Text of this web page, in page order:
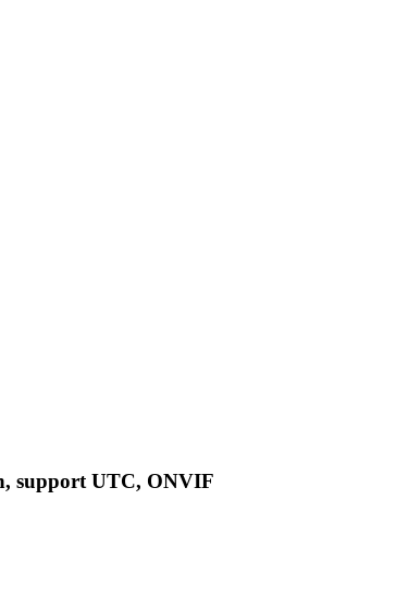
support UTC, ONVIF